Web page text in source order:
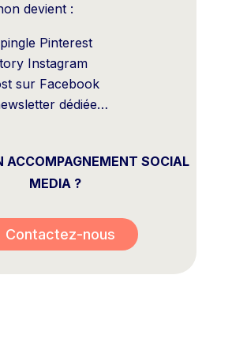
devient :
Pinterest
Instagram
sur Facebook
dédiée…
ACCOMPAGNEMENT SOCIAL
MEDIA ?
Contactez-nous